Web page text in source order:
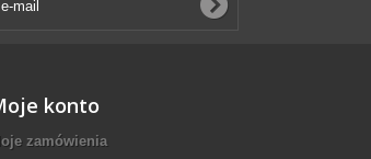
konto
zamówienia